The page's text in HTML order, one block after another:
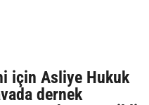
için Asliye Hukuk
dernek